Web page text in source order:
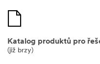
Katalog produktů pro
(již brzy)